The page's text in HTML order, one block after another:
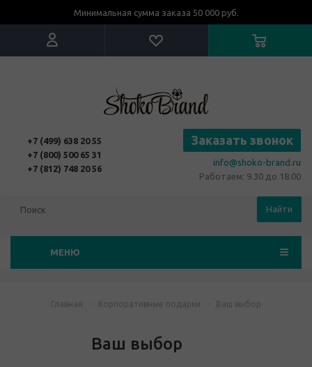
Минимальная сумма заказа 50 000 руб.
+7 (499) 638 20 55
+7 (800) 500 65 31
+7 (812) 748 20 56
Заказать звонок
info@shoko-brand.ru
Работаем: 9.30 до 18.00
Найти
МЕНЮ
Главная - Корпоративные подарки - Ваш выбор
Ваш выбор